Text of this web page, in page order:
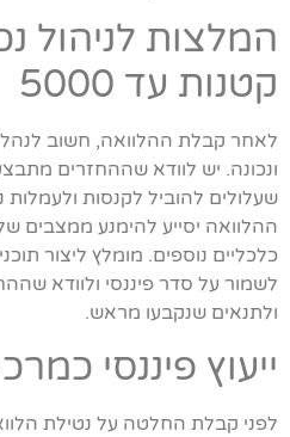
המלצות לניהול
קטנות עד 5000
לאחר קבלת ההלוואה, חשוב
ונכונה. יש לוודא שההחזרים
שעלולים להוביל לקנסות ולעמלות
ההלוואה יסייע להימנע ממצבים
כלכליים נוספים. מומלץ ליצור
לשמור על סדר פיננסי ולוודא
ולתנאים שנקבעו מראש.
ייעוץ פיננסי
לפני קבלת החלטה על נטילת